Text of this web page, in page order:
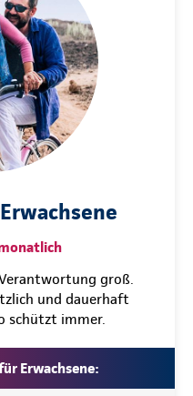
groß.
und dauerhaft
schützt immer.
Erwachsene: